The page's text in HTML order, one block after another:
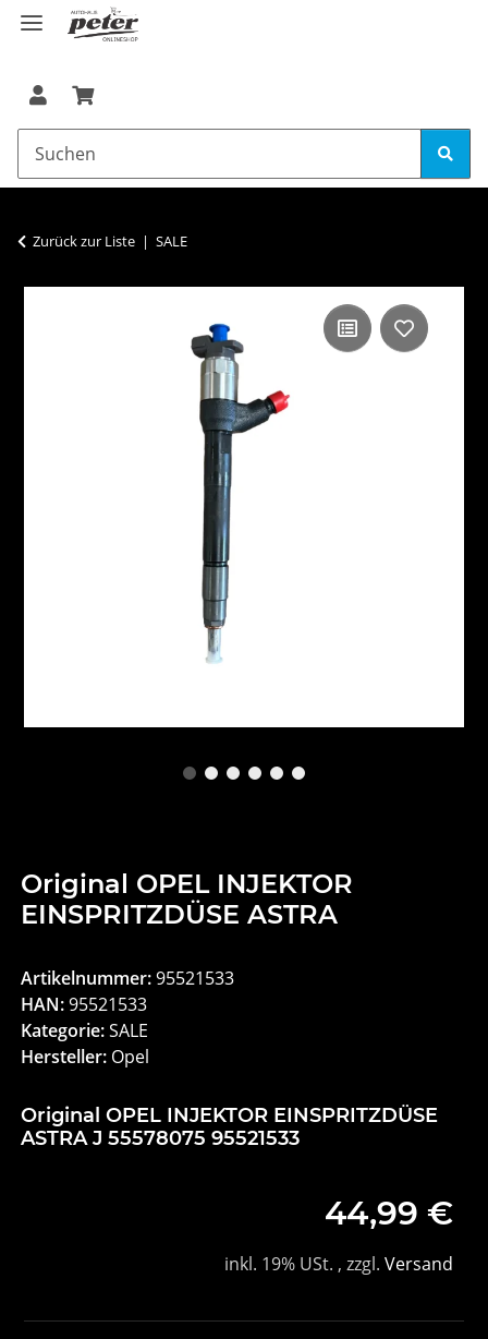
Zurück zur Liste SALE
Original OPEL INJEKTOR
EINSPRITZDÜSE ASTRA
Artikelnummer:95521533
HAN:95521533
Kategorie:SALE
Hersteller: Opel
Original OPEL INJEKTOR EINSPRITZDÜSE
ASTRA J 55578075 95521533
44,99 €
inkl. 19% USt. , zzgl. Versand